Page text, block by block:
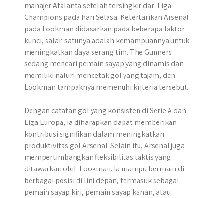
manajer Atalanta setelah tersingkir dari Liga
Champions pada hari Selasa. Ketertarikan Arsenal
pada Lookman didasarkan pada beberapa faktor
kunci, salah satunya adalah kemampuannya untuk
meningkatkan daya serang tim. The Gunners
sedang mencari pemain sayap yang dinamis dan
memiliki naluri mencetak gol yang tajam, dan
Lookman tampaknya memenuhi kriteria tersebut.
Dengan catatan gol yang konsisten di Serie A dan
Liga Europa, ia diharapkan dapat memberikan
kontribusi signifikan dalam meningkatkan
produktivitas gol Arsenal. Selain itu, Arsenal juga
mempertimbangkan fleksibilitas taktis yang
ditawarkan oleh Lookman. Ia mampu bermain di
berbagai posisi di lini depan, termasuk sebagai
pemain sayap kiri, pemain sayap kanan, atau